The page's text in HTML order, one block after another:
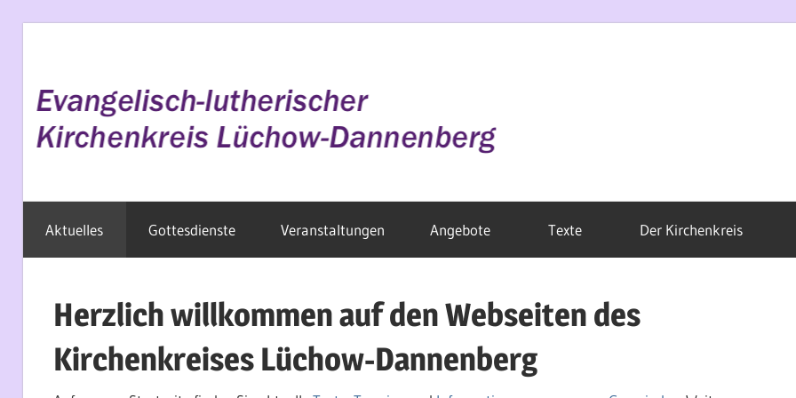
springen
Wendland
Aktuelles Gottesdienste Veranstaltungen Angebote Texte Der Kirchenkreis
Herzlich willkommen auf den Webseiten des
Kirchenkreises Lüchow-Dannenberg